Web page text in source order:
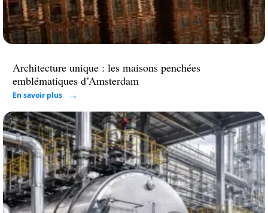
Architecture unique : les maisons penchées
emblématiques d’Amsterdam
En savoir plus